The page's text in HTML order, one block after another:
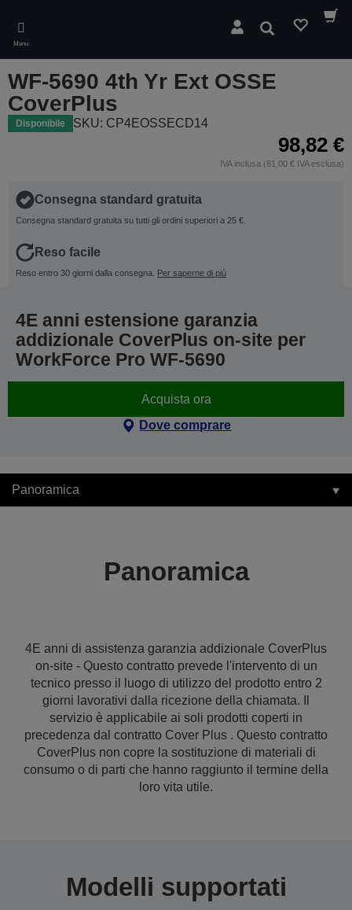
main
content
Menu
Cerca
WF-5690 4th Yr Ext OSSE
CoverPlus
Disponibile SKU: CP4EOSSECD14
98,82 €
IVA inclusa (81,00 € IVA esclusa)
Consegna standard gratuita
Consegna standard gratuita su tutti gli ordini superiori a 25 €.
Reso facile
Reso entro 30 giorni dalla consegna. Per saperne di più
4E anni estensione garanzia
addizionale CoverPlus on-site per
WorkForce Pro WF-5690
Acquista ora
Dove comprare
Panoramica
Panoramica
4E anni di assistenza garanzia addizionale CoverPlus
on-site - Questo contratto prevede l'intervento di un
tecnico presso il luogo di utilizzo del prodotto entro 2
giorni lavorativi dalla ricezione della chiamata. Il
servizio è applicabile ai soli prodotti coperti in
precedenza dal contratto Cover Plus . Questo contratto
CoverPlus non copre la sostituzione di materiali di
consumo o di parti che hanno raggiunto il termine della
loro vita utile.
Modelli supportati